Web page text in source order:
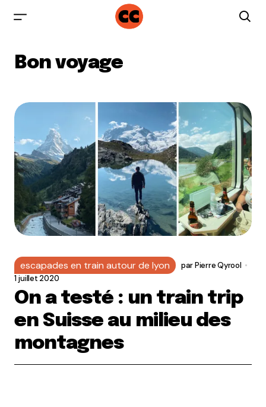
Bon voyage
escapades en train autour de lyon parPierre Qyrool
1 juillet 2020
On a testé : un train trip
en Suisse au milieu des
montagnes